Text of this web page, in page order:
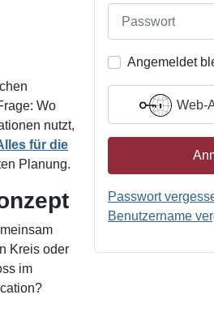
Wo
nutzt,
für die
Planung.
Kreis oder
im
Angemeldet
Web-
Passwort
Benutzername